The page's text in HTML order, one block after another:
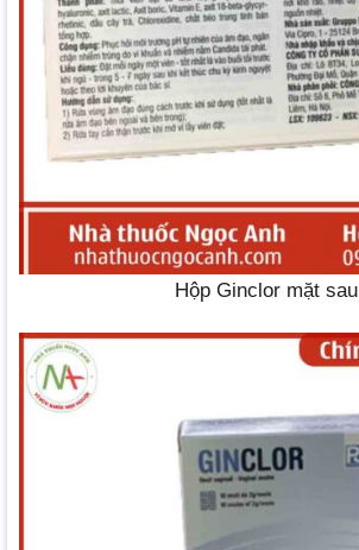
Hộp Ginclor mặt sau